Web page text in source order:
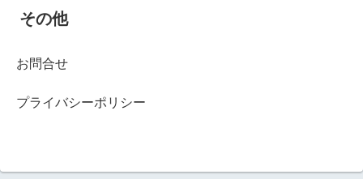
その他
お問合せ
プライバシーポリシー